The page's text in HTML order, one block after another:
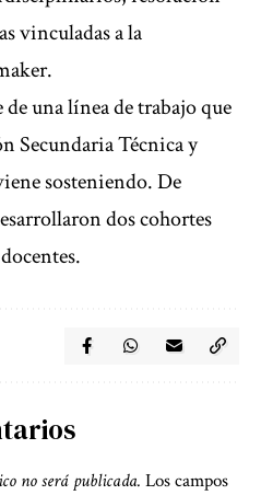
vinculadas a la
una línea de trabajo que
Secundaria Técnica y
sosteniendo. De
dos cohortes
no será publicada. Los campos